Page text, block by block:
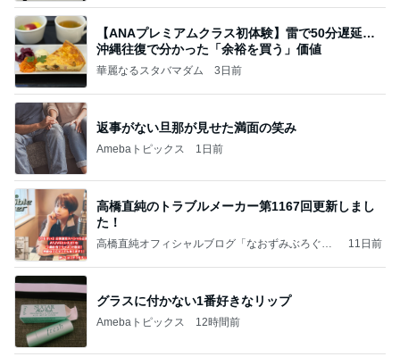
【ANAプレミアムクラス初体験】雷で50分遅延…
沖縄往復で分かった「余裕を買う」価値
華麗なるスタバマダム 3日前
返事がない旦那が見せた満面の笑み
Amebaトピックス 1日前
高橋直純のトラブルメーカー第1167回更新しまし
た！
高橋直純オフィシャルブログ「なおずみぶろぐ」
11日前
グラスに付かない1番好きなリップ
Amebaトピックス 12時間前